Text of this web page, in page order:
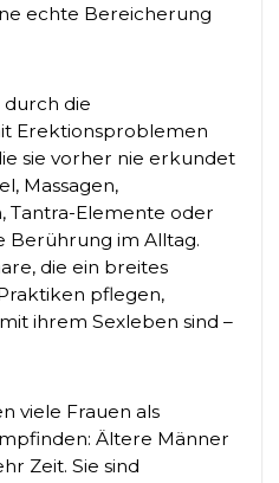
echte Bereicherung
die
Erektionsproblemen
sie vorher nie erkundet
Massagen,
Tantra-Elemente oder
Berührung im Alltag.
die ein breites
pflegen,
ihrem Sexleben sind –
viele Frauen als
Ältere Männer
Zeit. Sie sind